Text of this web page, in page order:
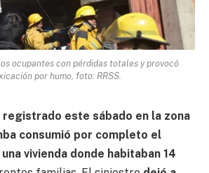
ocupantes con pérdidas totales y provocó
por humo, foto: RRSS.
registrado este sábado en la zona
consumió por completo el
vivienda donde habitaban 14